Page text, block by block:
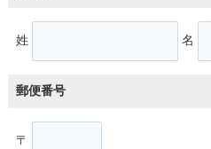
姓 名
郵便番号
〒